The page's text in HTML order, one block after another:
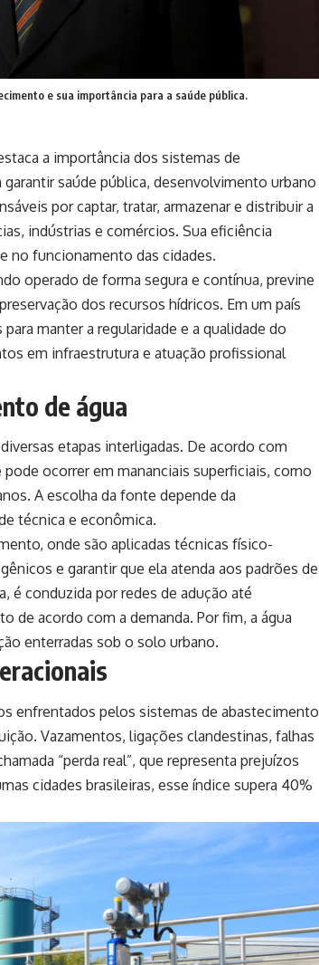
e sua importância para a saúde pública.
a importância dos sistemas de
saúde pública, desenvolvimento urbano
por captar, tratar, armazenar e distribuir a
indústrias e comércios. Sua eficiência
no funcionamento das cidades.
operado de forma segura e contínua, previne
dos recursos hídricos. Em um país
manter a regularidade e a qualidade do
em infraestrutura e atuação profissional
de água
etapas interligadas. De acordo com
ocorrer em mananciais superficiais, como
A escolha da fonte depende da
técnica e econômica.
onde são aplicadas técnicas físico-
e garantir que ela atenda aos padrões de
é conduzida por redes de adução até
de acordo com a demanda. Por fim, a água
enterradas sob o solo urbano.
enfrentados pelos sistemas de abastecimento
Vazamentos, ligações clandestinas, falhas
“perda real”, que representa prejuízos
cidades brasileiras, esse índice supera 40%